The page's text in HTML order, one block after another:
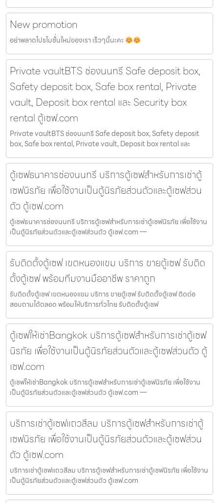
New promotion
อย่าพลาดโปรโมชั้่นใหม่ของเรา เร็วๆนี้นะคะ
Private vaultBTS ช่องนนทรี Safe deposit box,
Safety deposit box, Safe box rental, Private
vault, Deposit box rental และ Security box
rental ตู้เซฟ.com
Private vaultBTS ช่องนนทรี Safe deposit box, Safety deposit
box, Safe box rental, Private vault, Deposit box rental และ
ตู้เซฟธนาคารช่องนนทรี บริการตู้เซฟสำหรับการเช่าตู้
เซฟนิรภัย เพื่อใช้งานเป็นตู้นิรภัยส่วนตัวและตู้เซฟส่วน
ตัว ตู้เซฟ.com
ตู้เซฟธนาคารช่องนนทรี บริการตู้เซฟสำหรับการเช่าตู้เซฟนิรภัย เพื่อใช้งาน
เป็นตู้นิรภัยส่วนตัวและตู้เซฟส่วนตัว ตู้เซฟ.com —
รับติดตั้งตู้เซฟ เขตหนองแขม บริการ ขายตู้เซฟ รับติด
ตั้งตู้เซฟ พร้อมทีมงานมืออาชีพ ราคาถูก
รับติดตั้งตู้เซฟ เขตหนองแขม บริการ ขายตู้เซฟ รับติดตั้งตู้เซฟ ติดต่อ
สอบถามได้ตลอด พร้อมให้บริการทั่วไทย รับติดตั้งตู้เซฟ
ตู้เซฟให้เช่าBangkok บริการตู้เซฟสำหรับการเช่าตู้เซฟ
นิรภัย เพื่อใช้งานเป็นตู้นิรภัยส่วนตัวและตู้เซฟส่วนตัว ตู้
เซฟ.com
ตู้เซฟให้เช่าBangkok บริการตู้เซฟสำหรับการเช่าตู้เซฟนิรภัย เพื่อใช้งาน
เป็นตู้นิรภัยส่วนตัวและตู้เซฟส่วนตัว ตู้เซฟ.com —
บริการเช่าตู้เซฟแถวสีลม บริการตู้เซฟสำหรับการเช่าตู้
เซฟนิรภัย เพื่อใช้งานเป็นตู้นิรภัยส่วนตัวและตู้เซฟส่วน
ตัว ตู้เซฟ.com
บริการเช่าตู้เซฟแถวสีลม บริการตู้เซฟสำหรับการเช่าตู้เซฟนิรภัย เพื่อใช้งาน
เป็นตู้นิรภัยส่วนตัวและตู้เซฟส่วนตัว ตู้เซฟ.com